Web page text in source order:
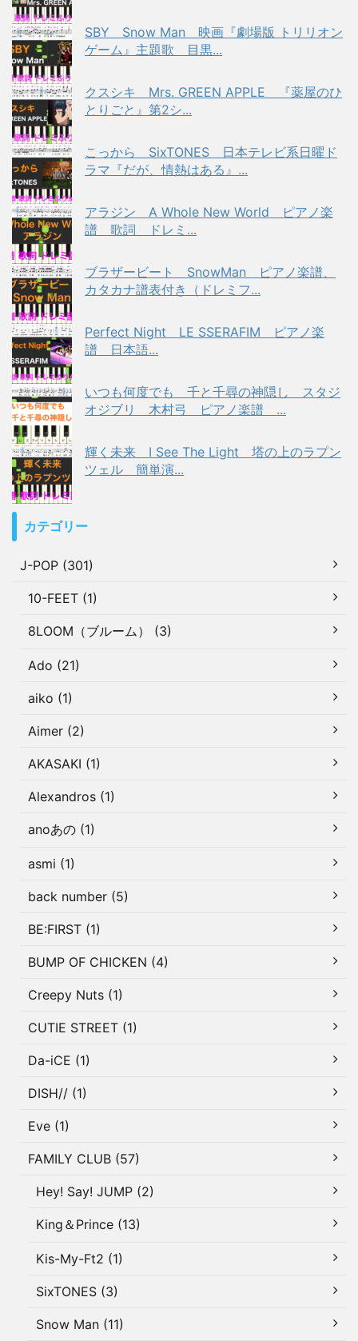
SBY Snow Man 映画『劇場版 トリリオン
ゲーム』主題歌 目黒...
クスシキ Mrs. GREEN APPLE 『薬屋のひ
とりごと』第2シ...
こっから SixTONES 日本テレビ系日曜ド
ラマ『だが、情熱はある』...
アラジン A Whole New World ピアノ楽
譜 歌詞 ドレミ...
ブラザービート SnowMan ピアノ楽譜、
カタカナ譜表付き（ドレミフ...
Perfect Night LE SSERAFIM ピアノ楽
譜 日本語...
いつも何度でも 千と千尋の神隠し スタジ
オジブリ 木村弓 ピアノ楽譜 ...
輝く未来 I See The Light 塔の上のラプン
ツェル 簡単演...
カテゴリー
J-POP (301)
10-FEET (1)
8LOOM（ブルーム） (3)
Ado (21)
aiko (1)
Aimer (2)
AKASAKI (1)
Alexandros (1)
anoあの (1)
asmi (1)
back number (5)
BE:FIRST (1)
BUMP OF CHICKEN (4)
Creepy Nuts (1)
CUTIE STREET (1)
Da-iCE (1)
DISH// (1)
Eve (1)
FAMILY CLUB (57)
Hey! Say! JUMP (2)
King＆Prince (13)
Kis-My-Ft2 (1)
SixTONES (3)
Snow Man (11)